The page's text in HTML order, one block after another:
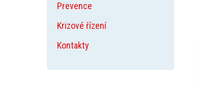
Prevence
Krizové řízení
Kontakty